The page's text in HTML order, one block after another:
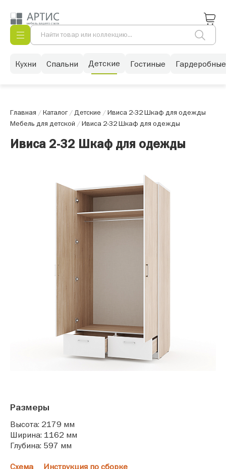
Кухни Спальни Детские Гостиные Гардеробные
Главная /Каталог/Детские /Ивиса 2-32 Шкаф для одежды
Мебель для детской /Ивиса 2-32 Шкаф для одежды
Ивиса 2-32 Шкаф для одежды
Размеры
Высота: 2179 мм
Ширина: 1162 мм
Глубина: 597 мм
Схема Инструкция по сборке